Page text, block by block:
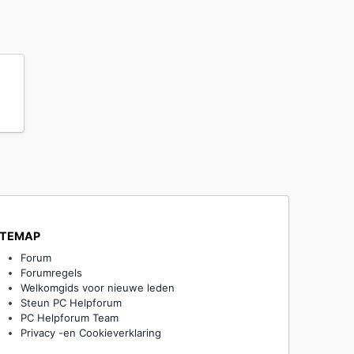
Forum
Forumregels
Welkomgids voor nieuwe leden
Steun PC Helpforum
PC Helpforum Team
Privacy -en Cookieverklaring